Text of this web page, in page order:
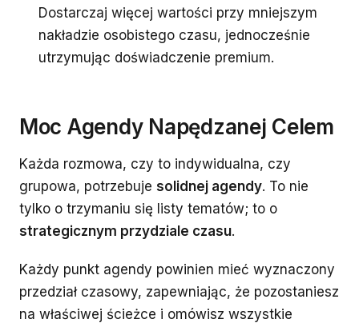
Dostarczaj więcej wartości przy mniejszym
nakładzie osobistego czasu, jednocześnie
utrzymując doświadczenie premium.
Moc Agendy Napędzanej Celem
Każda rozmowa, czy to indywidualna, czy
grupowa, potrzebuje solidnej agendy. To nie
tylko o trzymaniu się listy tematów; to o
strategicznym przydziale czasu.
Każdy punkt agendy powinien mieć wyznaczony
przedział czasowy, zapewniając, że pozostaniesz
na właściwej ścieżce i omówisz wszystkie